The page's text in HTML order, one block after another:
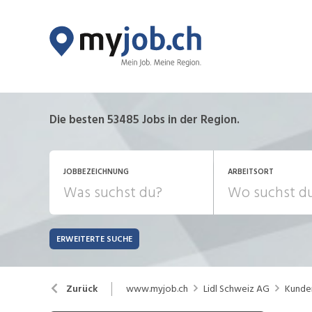
Die besten 53485 Jobs in der Region.
JOBBEZEICHNUNG ARBEITSORT
JOB-TYP
Festanstellung
Bank, Versicherung
Chemie, Pharma, Biotechnologie
ERWEITERTE SUCHE
Zurück www.myjob.ch Lidl Schweiz AG